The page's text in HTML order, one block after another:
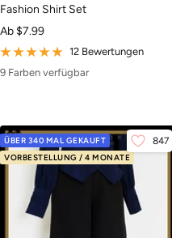
Fashion Shirt Set
Angebotspreis
Ab $7.99
12 Bewertungen
9 Farben verfügbar
ÜBER 340 MAL GEKAUFT
VORBESTELLUNG / 4 MONATE
847